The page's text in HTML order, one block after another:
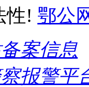
性! 鄂公
案信息
报警平